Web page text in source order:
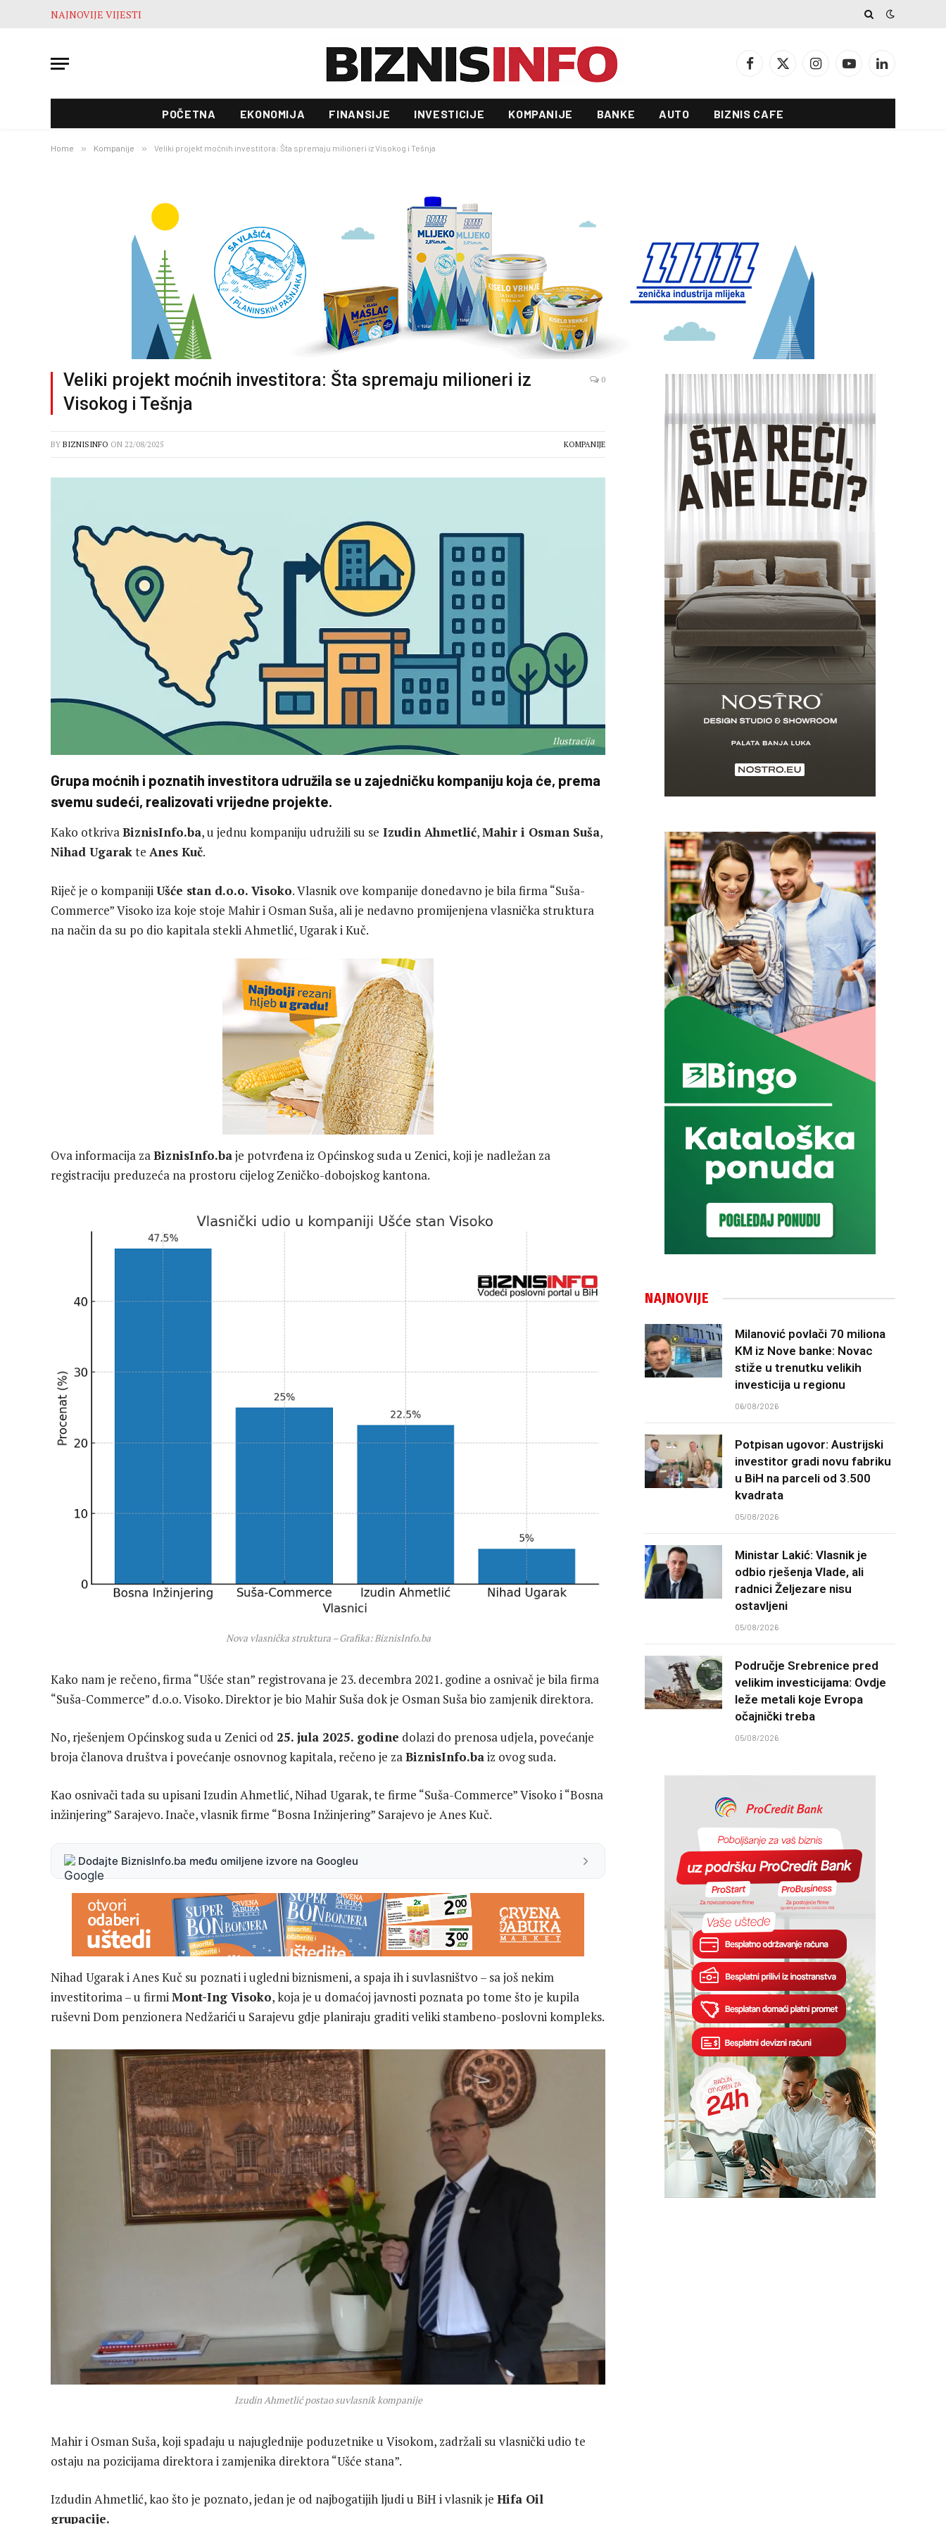
NAJNOVIJE VIJESTI
Facebook
X
InstagramYouTubeLinkedIn
POČETNA EKONOMIJA FINANSIJE INVESTICIJE KOMPANIJE BANKE AUTO BIZNIS CAFE
Home » Kompanije » Veliki projekt moćnih investitora: Šta spremaju milioneri iz Visokog i Tešnja
Veliki projekt moćnih investitora: Šta spremaju milioneri iz
Visokog i Tešnja
0
BY BIZNISINFO ON 22/08/2025 KOMPANIJE
Ilustracija
Grupa moćnih i poznatih investitora udružila se u zajedničku kompaniju koja će, prema
svemu sudeći, realizovati vrijedne projekte.
Kako otkrivaBiznisInfo.ba, u jednu kompaniju udružili su se Izudin Ahmetlić,Mahir i Osman Suša,
Nihad Ugarakte Anes Kuč.
Riječ je o kompaniji Ušće stan d.o.o. Visoko. Vlasnik ove kompanije donedavno je bila firma “Suša-
Commerce” Visoko iza koje stoje Mahir i Osman Suša, ali je nedavno promijenjena vlasnička struktura
na način da su po dio kapitala stekli Ahmetlić, Ugarak i Kuč.
Ova informacija zaBiznisInfo.baje potvrđena iz Općinskog suda u Zenici, koji je nadležan za
registraciju preduzeća na prostoru cijelog Zeničko-dobojskog kantona.
Nova vlasnička struktura – Grafika: BiznisInfo.ba
Kako nam je rečeno, firma “Ušće stan” registrovana je 23. decembra 2021. godine a osnivač je bila firma
“Suša-Commerce” d.o.o. Visoko. Direktor je bio Mahir Suša dok je Osman Suša bio zamjenik direktora.
No, rješenjem Općinskog suda u Zenici od 25. jula 2025. godine dolazi do prenosa udjela, povećanje
broja članova društva i povećanje osnovnog kapitala, rečeno je zaBiznisInfo.baiz ovog suda.
Kao osnivači tada su upisani Izudin Ahmetlić, Nihad Ugarak, te firme “Suša-Commerce” Visoko i “Bosna
inžinjering” Sarajevo. Inače, vlasnik firme “Bosna Inžinjering” Sarajevo je Anes Kuč.
Dodajte BiznisInfo.ba među omiljene izvore na Googleu
Nihad Ugarak i Anes Kuč su poznati i ugledni biznismeni, a spaja ih i suvlasništvo – sa još nekim
investitorima – u firmiMont-Ing Visoko, koja je u domaćoj javnosti poznata po tome što je kupila
ruševni Dom penzionera Nedžarići u Sarajevu gdje planiraju graditi veliki stambeno-poslovni kompleks.
Izudin Ahmetlić postao suvlasnik kompanije
Mahir i Osman Suša, koji spadaju u najuglednije poduzetnike u Visokom, zadržali su vlasnički udio te
ostaju na pozicijama direktora i zamjenika direktora “Ušće stana”.
Izdudin Ahmetlić, kao što je poznato, jedan je od najbogatijih ljudi u BiH i vlasnik je Hifa Oil
grupacije.
NAJNOVIJE
Milanović povlači 70 miliona
KM iz Nove banke: Novac
stiže u trenutku velikih
investicija u regionu
06/08/2026
Potpisan ugovor: Austrijski
investitor gradi novu fabriku
u BiH na parceli od 3.500
kvadrata
05/08/2026
Ministar Lakić: Vlasnik je
odbio rješenja Vlade, ali
radnici Željezare nisu
ostavljeni
05/08/2026
Područje Srebrenice pred
velikim investicijama: Ovdje
leže metali koje Evropa
očajnički treba
05/08/2026